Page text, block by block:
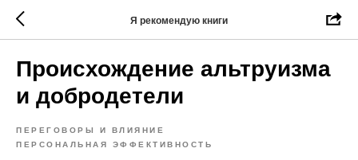
Я рекомендую книги
Происхождение альтруизма
и добродетели
ПЕРЕГОВОРЫ И ВЛИЯНИЕ
ПЕРСОНАЛЬНАЯ ЭФФЕКТИВНОСТЬ